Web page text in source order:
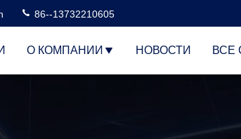
86--13732210605
О КОМПАНИИ НОВОСТИ ВСЕ